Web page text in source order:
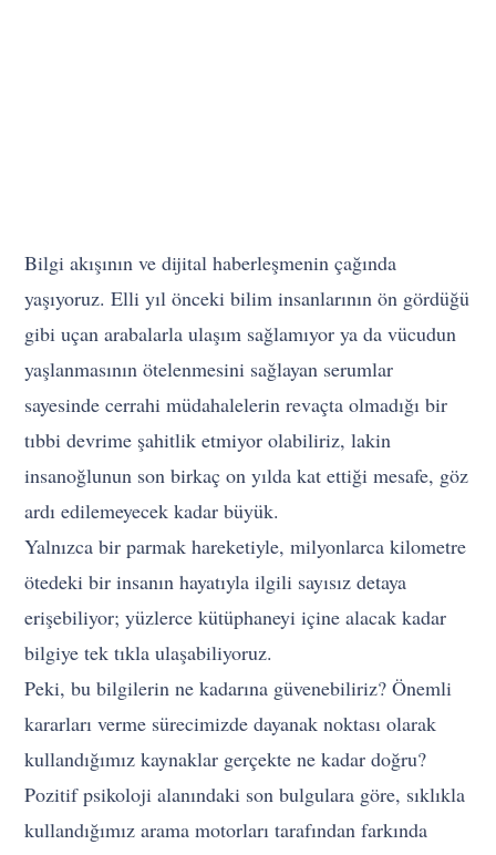
Bilgi akışının ve dijital haberleşmenin çağında
yaşıyoruz. Elli yıl önceki bilim insanlarının ön gördüğü
gibi uçan arabalarla ulaşım sağlamıyor ya da vücudun
yaşlanmasının ötelenmesini sağlayan serumlar
sayesinde cerrahi müdahalelerin revaçta olmadığı bir
tıbbi devrime şahitlik etmiyor olabiliriz, lakin
insanoğlunun son birkaç on yılda kat ettiği mesafe, göz
ardı edilemeyecek kadar büyük.
Yalnızca bir parmak hareketiyle, milyonlarca kilometre
ötedeki bir insanın hayatıyla ilgili sayısız detaya
erişebiliyor; yüzlerce kütüphaneyi içine alacak kadar
bilgiye tek tıkla ulaşabiliyoruz.
Peki, bu bilgilerin ne kadarına güvenebiliriz? Önemli
kararları verme sürecimizde dayanak noktası olarak
kullandığımız kaynaklar gerçekte ne kadar doğru?
Pozitif psikoloji alanındaki son bulgulara göre, sıklıkla
kullandığımız arama motorları tarafından farkında